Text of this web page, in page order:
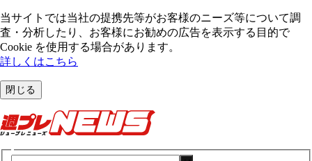
当サイトでは当社の提携先等がお客様のニーズ等について調
査・分析したり、お客様にお勧めの広告を表⽰する⽬的で
Cookie を使⽤する場合があります。
詳しくはこちら
閉じる